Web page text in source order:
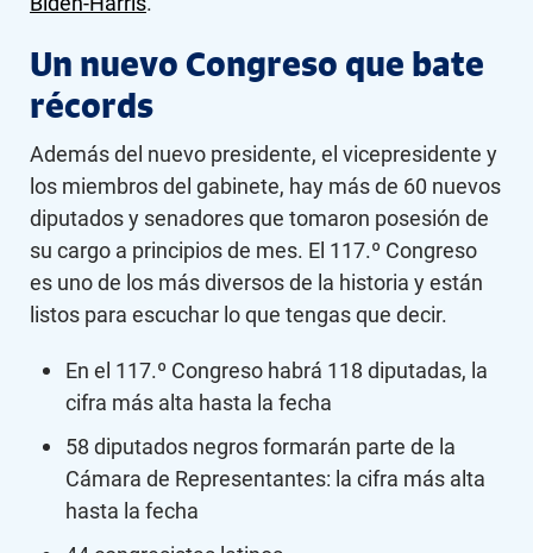
Un nuevo Congreso que bate
récords
Además del nuevo presidente, el vicepresidente y
los miembros del gabinete, hay más de 60 nuevos
diputados y senadores que tomaron posesión de
su cargo a principios de mes. El 117.º Congreso
es uno de los más diversos de la historia y están
listos para escuchar lo que tengas que decir.
En el 117.º Congreso habrá 118 diputadas, la
cifra más alta hasta la fecha
58 diputados negros formarán parte de la
Cámara de Representantes: la cifra más alta
hasta la fecha